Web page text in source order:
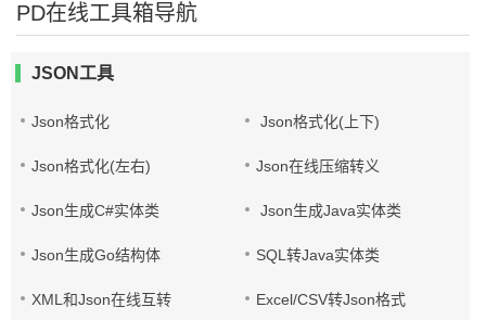
PD在线工具箱导航
JSON工具
Json格式化 Json格式化(上下)
Json格式化(左右) Json在线压缩转义
Json生成C#实体类 Json生成Java实体类
Json生成Go结构体 SQL转Java实体类
XML和Json在线互转 Excel/CSV转Json格式